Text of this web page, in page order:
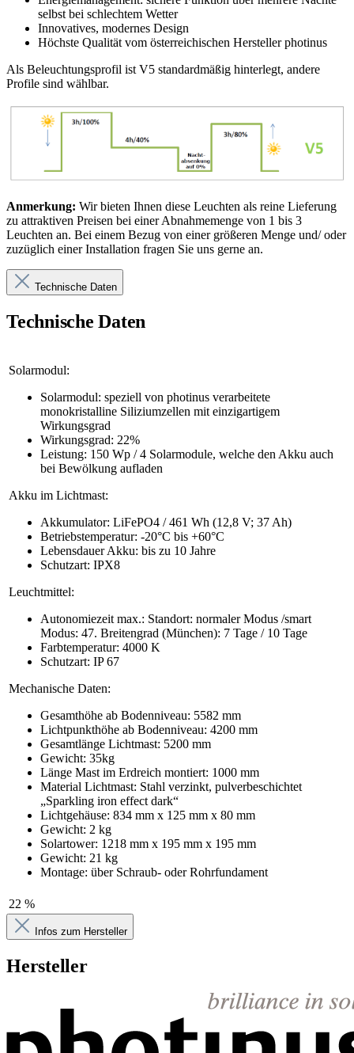
selbst bei schlechtem Wetter
Innovatives, modernes Design
Höchste Qualität vom österreichischen Hersteller photinus
Als Beleuchtungsprofil ist V5 standardmäßig hinterlegt, andere
Profile sind wählbar.
Anmerkung: Wir bieten Ihnen diese Leuchten als reine Lieferung
zu attraktiven Preisen bei einer Abnahmemenge von 1 bis 3
Leuchten an. Bei einem Bezug von einer größeren Menge und/ oder
zuzüglich einer Installation fragen Sie uns gerne an.
Technische Daten
Technische Daten
Solarmodul:
Solarmodul: speziell von photinus verarbeitete
monokristalline Siliziumzellen mit einzigartigem
Wirkungsgrad
Wirkungsgrad: 22%
Leistung: 150 Wp / 4 Solarmodule, welche den Akku auch
bei Bewölkung aufladen
Akku im Lichtmast:
Akkumulator: LiFePO4 / 461 Wh (12,8 V; 37 Ah)
Betriebstemperatur: -20°C bis +60°C
Lebensdauer Akku: bis zu 10 Jahre
Schutzart: IPX8
Leuchtmittel:
Autonomiezeit max.: Standort: normaler Modus /smart
Modus: 47. Breitengrad (München): 7 Tage / 10 Tage
Farbtemperatur: 4000 K
Schutzart: IP 67
Mechanische Daten:
Gesamthöhe ab Bodenniveau: 5582 mm
Lichtpunkthöhe ab Bodenniveau: 4200 mm
Gesamtlänge Lichtmast: 5200 mm
Gewicht: 35kg
Länge Mast im Erdreich montiert: 1000 mm
Material Lichtmast: Stahl verzinkt, pulverbeschichtet
„Sparkling iron effect dark“
Lichtgehäuse: 834 mm x 125 mm x 80 mm
Gewicht: 2 kg
Solartower: 1218 mm x 195 mm x 195 mm
Gewicht: 21 kg
Montage: über Schraub- oder Rohrfundament
22 %
Infos zum Hersteller
Hersteller